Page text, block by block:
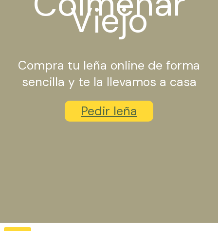
Viejo
Compra tu leña online de forma
sencilla y te la llevamos a casa
Pedir leña